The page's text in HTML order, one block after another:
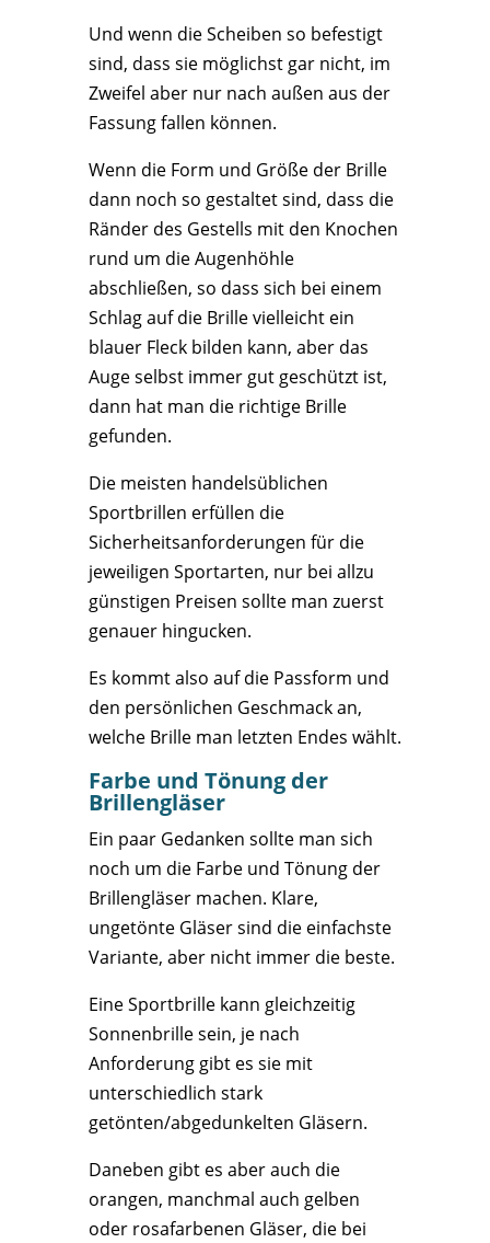
Und wenn die Scheiben so befestigt
sind, dass sie möglichst gar nicht, im
Zweifel aber nur nach außen aus der
Fassung fallen können.
Wenn die Form und Größe der Brille
dann noch so gestaltet sind, dass die
Ränder des Gestells mit den Knochen
rund um die Augenhöhle
abschließen, so dass sich bei einem
Schlag auf die Brille vielleicht ein
blauer Fleck bilden kann, aber das
Auge selbst immer gut geschützt ist,
dann hat man die richtige Brille
gefunden.
Die meisten handelsüblichen
Sportbrillen erfüllen die
Sicherheitsanforderungen für die
jeweiligen Sportarten, nur bei allzu
günstigen Preisen sollte man zuerst
genauer hingucken.
Es kommt also auf die Passform und
den persönlichen Geschmack an,
welche Brille man letzten Endes wählt.
Farbe und Tönung der
Brillengläser
Ein paar Gedanken sollte man sich
noch um die Farbe und Tönung der
Brillengläser machen. Klare,
ungetönte Gläser sind die einfachste
Variante, aber nicht immer die beste.
Eine Sportbrille kann gleichzeitig
Sonnenbrille sein, je nach
Anforderung gibt es sie mit
unterschiedlich stark
getönten/abgedunkelten Gläsern.
Daneben gibt es aber auch die
orangen, manchmal auch gelben
oder rosafarbenen Gläser, die bei